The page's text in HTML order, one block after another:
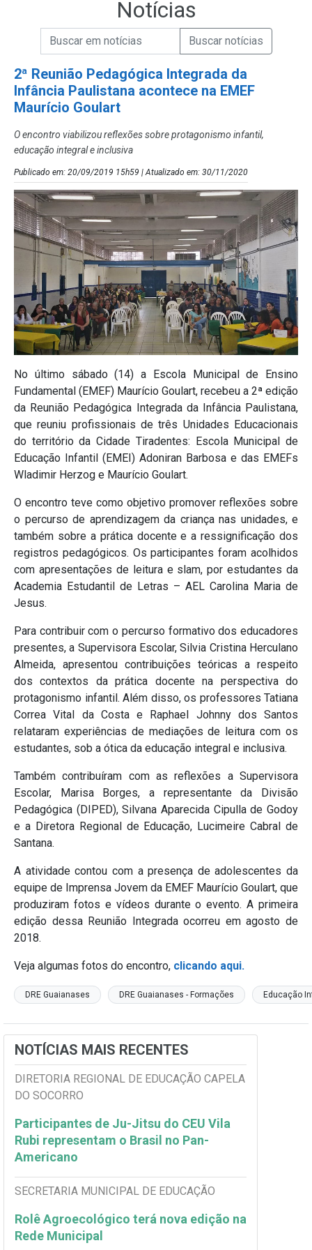
Notícias
Campo de Busca de Notícias
Campo de Busca de informaçõesEnviar a Busca de Notícias
2ª Reunião Pedagógica Integrada da
Infância Paulistana acontece na EMEF
Maurício Goulart
O encontro viabilizou reflexões sobre protagonismo infantil,
educação integral e inclusiva
Publicado em: 20/09/2019 15h59 | Atualizado em: 30/11/2020
No último sábado (14) a Escola Municipal de Ensino
Fundamental (EMEF) Maurício Goulart, recebeu a 2ª edição
da Reunião Pedagógica Integrada da Infância Paulistana,
que reuniu profissionais de três Unidades Educacionais
do território da Cidade Tiradentes: Escola Municipal de
Educação Infantil (EMEI) Adoniran Barbosa e das EMEFs
Wladimir Herzog e Maurício Goulart.
O encontro teve como objetivo promover reflexões sobre
o percurso de aprendizagem da criança nas unidades, e
também sobre a prática docente e a ressignificação dos
registros pedagógicos. Os participantes foram acolhidos
com apresentações de leitura e slam, por estudantes da
Academia Estudantil de Letras – AEL Carolina Maria de
Jesus.
Para contribuir com o percurso formativo dos educadores
presentes, a Supervisora Escolar, Silvia Cristina Herculano
Almeida, apresentou contribuições teóricas a respeito
dos contextos da prática docente na perspectiva do
protagonismo infantil. Além disso, os professores Tatiana
Correa Vital da Costa e Raphael Johnny dos Santos
relataram experiências de mediações de leitura com os
estudantes, sob a ótica da educação integral e inclusiva.
Também contribuíram com as reflexões a Supervisora
Escolar, Marisa Borges, a representante da Divisão
Pedagógica (DIPED), Silvana Aparecida Cipulla de Godoy
e a Diretora Regional de Educação, Lucimeire Cabral de
Santana.
A atividade contou com a presença de adolescentes da
equipe de Imprensa Jovem da EMEF Maurício Goulart, que
produziram fotos e vídeos durante o evento. A primeira
edição dessa Reunião Integrada ocorreu em agosto de
2018.
Veja algumas fotos do encontro, clicando aqui.
DRE Guaianases DRE Guaianases - Formações Educação
NOTÍCIAS MAIS RECENTES
DIRETORIA REGIONAL DE EDUCAÇÃO CAPELA
DO SOCORRO
Participantes de Ju-Jitsu do CEU Vila
Rubi representam o Brasil no Pan-
Americano
SECRETARIA MUNICIPAL DE EDUCAÇÃO
Rolê Agroecológico terá nova edição na
Rede Municipal